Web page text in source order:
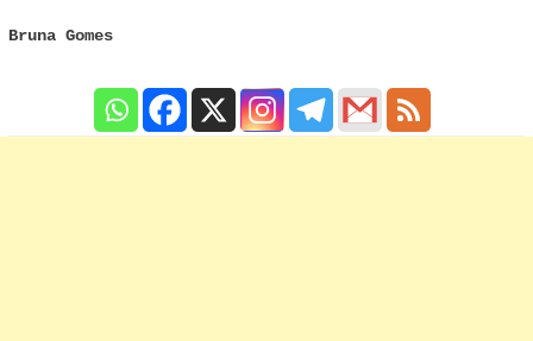
Bruna Gomes